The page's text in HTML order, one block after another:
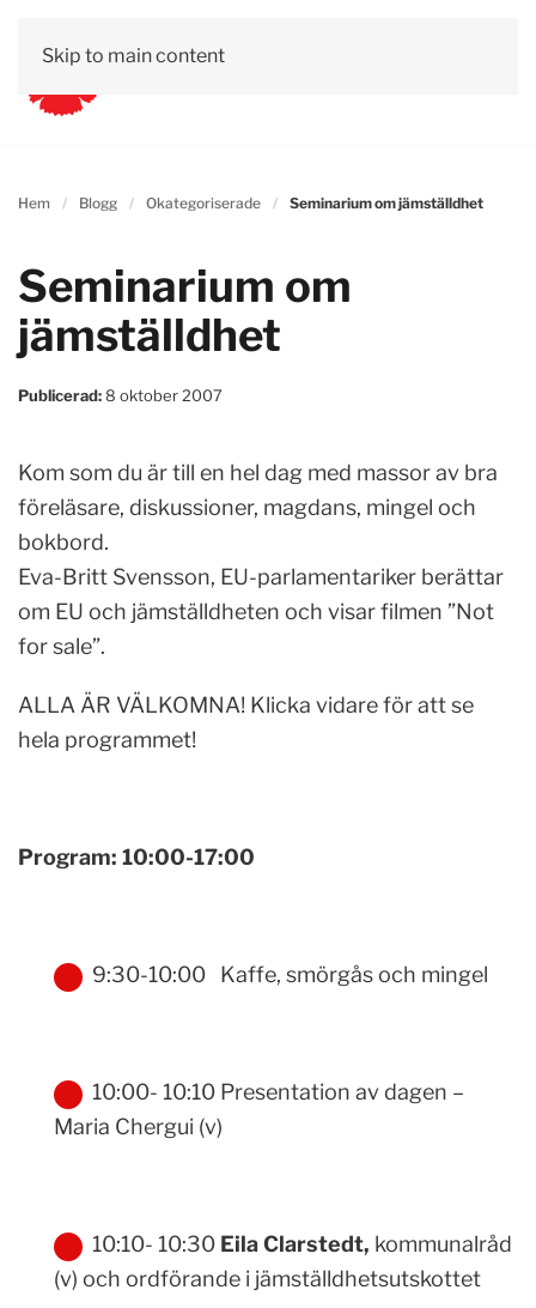
Skip to main content
Hem Blogg Okategoriserade Seminarium om jämställdhet
Seminarium om
jämställdhet
Publicerad:8 oktober 2007
Kom som du är till en hel dag med massor av bra
föreläsare, diskussioner, magdans, mingel och
bokbord.
Eva-Britt Svensson, EU-parlamentariker berättar
om EU och jämställdheten och visar filmen ”Not
for sale”.
ALLA ÄR VÄLKOMNA! Klicka vidare för att se
hela programmet!
Program: 10:00-17:00
9:30-10:00 Kaffe, smörgås och mingel
10:00- 10:10 Presentation av dagen –
Maria Chergui (v)
10:10- 10:30 Eila Clarstedt, kommunalråd
(v) och ordförande i jämställdhetsutskottet